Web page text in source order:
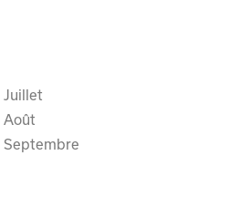
Juillet
Août
Septembre